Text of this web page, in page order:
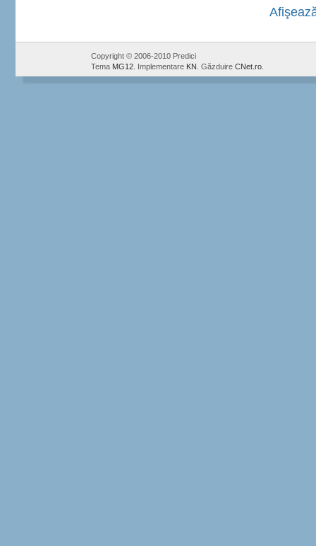
Copyright © 2006-2010 Predici
Tema MG12 . Implementare KN . Găzduire CNet.ro